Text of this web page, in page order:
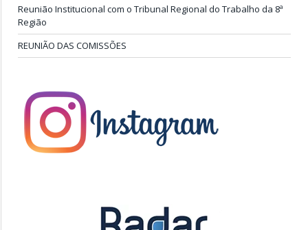
Reunião Institucional com o Tribunal Regional do Trabalho da 8ª
Região
REUNIÃO DAS COMISSÕES